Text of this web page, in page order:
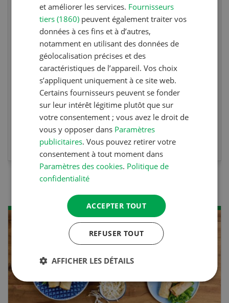
à le faire?
Si
votre
et vous
41e Championnat
à Hallau/Wunderklingen
Championnat d’Europe de labour
Suisse.
EN SAVOIR PLUS
et améliorer les services. Fournisseurs
tiers (1860) peuvent également traiter vos
données à ces fins et à d’autres,
notamment en utilisant des données de
géolocalisation précises et des
caractéristiques de l’appareil. Vos choix
s’appliquent uniquement à ce site web.
Certains fournisseurs peuvent se fonder
sur leur intérêt légitime plutôt que sur
votre consentement ; vous avez le droit de
vous y opposer dans Paramètres
publicitaires. Vous pouvez retirer votre
consentement à tout moment dans
Paramètres des cookies. Politique de
confidentialité
ACCEPTER TOUT
REFUSER TOUT
AFFICHER LES DÉTAILS